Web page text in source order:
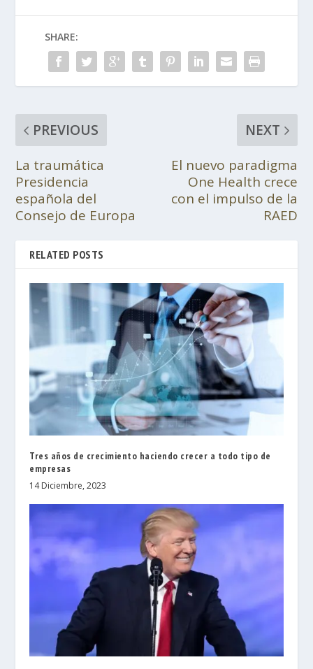
SHARE:
PREVIOUS
La traumática
Presidencia
española del
Consejo de Europa
NEXT
El nuevo paradigma
One Health crece
con el impulso de la
RAED
RELATED POSTS
Tres años de crecimiento haciendo crecer a todo tipo de
empresas
14 Diciembre, 2023